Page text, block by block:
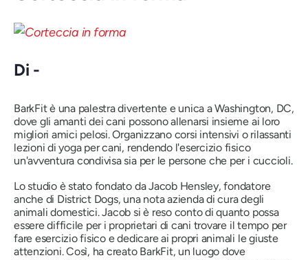
Di -
BarkFit è una palestra divertente e unica a Washington, DC,
dove gli amanti dei cani possono allenarsi insieme ai loro
migliori amici pelosi. Organizzano corsi intensivi o rilassanti
lezioni di yoga per cani, rendendo l'esercizio fisico
un'avventura condivisa sia per le persone che per i cuccioli.
Lo studio è stato fondato da Jacob Hensley, fondatore
anche di District Dogs, una nota azienda di cura degli
animali domestici. Jacob si è reso conto di quanto possa
essere difficile per i proprietari di cani trovare il tempo per
fare esercizio fisico e dedicare ai propri animali le giuste
attenzioni. Così, ha creato BarkFit, un luogo dove